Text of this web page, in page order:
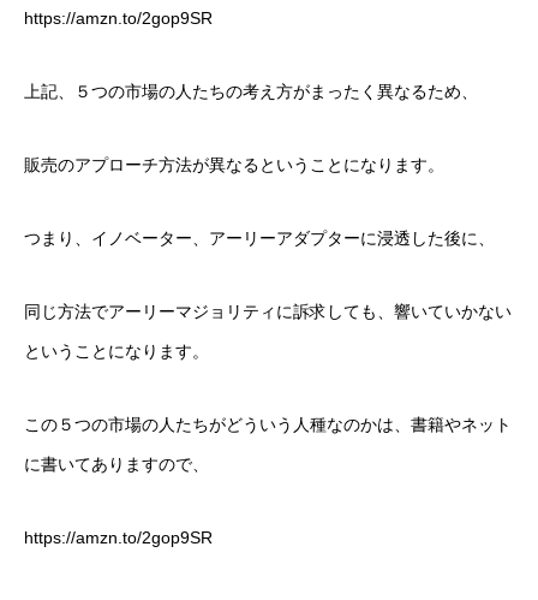
https://amzn.to/2gop9SR
上記、５つの市場の人たちの考え方がまったく異なるため、
販売のアプローチ方法が異なるということになります。
つまり、イノベーター、アーリーアダプターに浸透した後に、
同じ方法でアーリーマジョリティに訴求しても、響いていかない
ということになります。
この５つの市場の人たちがどういう人種なのかは、書籍やネット
に書いてありますので、
https://amzn.to/2gop9SR